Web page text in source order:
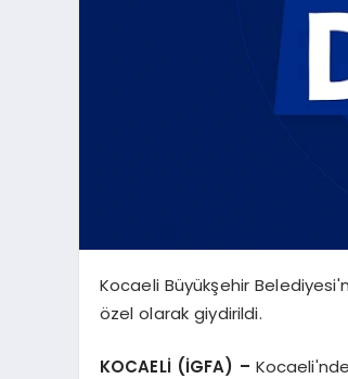
Kocaeli Büyükşehir
özel olarak giydirildi.
KOCAELİ (İGFA) –